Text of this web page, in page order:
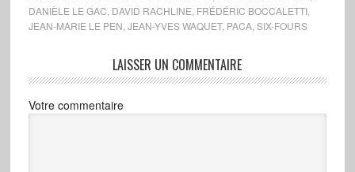
DANIÈLE LE GAC DAVID RACHLINE FRÉDÉRIC BOCCALETTI,
JEAN-MARIE LE PEN JEAN-YVES WAQUET, PACA, SIX-FOURS
LAISSER UN COMMENTAIRE
Votre commentaire